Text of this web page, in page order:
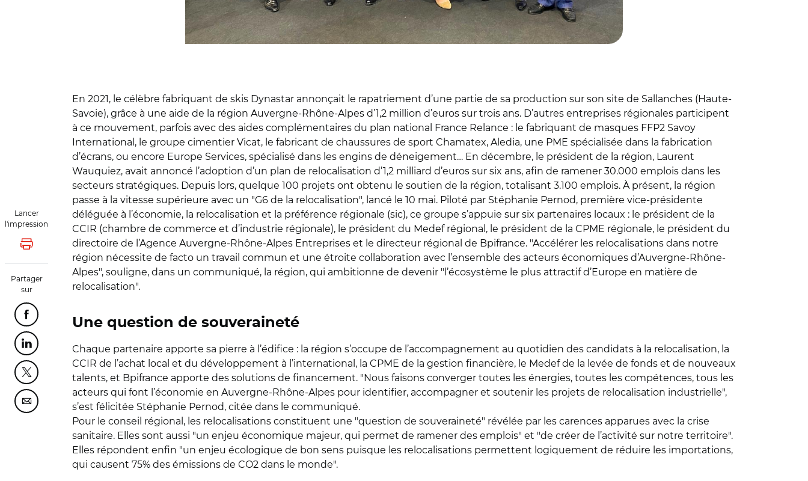
Lancer
l'impression
Lancer l'impression
Partager
sur
Partager cette page sur Facebook
Partager cette page sur Linkedin
Partager cette page sur Twitter
Partager cette page sur Courriel
En 2021, le célèbre fabriquant de skis Dynastar annonçait le rapatriement d’une partie de sa production sur son site de Sallanches (Haute-
Savoie), grâce à une aide de la région Auvergne-Rhône-Alpes d’1,2 million d’euros sur trois ans. D’autres entreprises régionales participent
à ce mouvement, parfois avec des aides complémentaires du plan national France Relance : le fabriquant de masques FFP2 Savoy
International, le groupe cimentier Vicat, le fabricant de chaussures de sport Chamatex, Aledia, une PME spécialisée dans la fabrication
d’écrans, ou encore Europe Services, spécialisé dans les engins de déneigement… En décembre, le président de la région, Laurent
Wauquiez, avait annoncé l’adoption d’un plan de relocalisation d’1,2 milliard d’euros sur six ans, afin de ramener 30.000 emplois dans les
secteurs stratégiques. Depuis lors, quelque 100 projets ont obtenu le soutien de la région, totalisant 3.100 emplois. À présent, la région
passe à la vitesse supérieure avec un "G6 de la relocalisation", lancé le 10 mai. Piloté par Stéphanie Pernod, première vice-présidente
déléguée à l’économie, la relocalisation et la préférence régionale (sic), ce groupe s’appuie sur six partenaires locaux : le président de la
CCIR (chambre de commerce et d’industrie régionale), le président du Medef régional, le président de la CPME régionale, le président du
directoire de l’Agence Auvergne-Rhône-Alpes Entreprises et le directeur régional de Bpifrance. "Accélérer les relocalisations dans notre
région nécessite de facto un travail commun et une étroite collaboration avec l’ensemble des acteurs économiques d’Auvergne-Rhône-
Alpes", souligne, dans un communiqué, la région, qui ambitionne de devenir "l’écosystème le plus attractif d’Europe en matière de
relocalisation".
Une question de souveraineté
Chaque partenaire apporte sa pierre à l’édifice : la région s’occupe de l’accompagnement au quotidien des candidats à la relocalisation, la
CCIR de l’achat local et du développement à l’international, la CPME de la gestion financière, le Medef de la levée de fonds et de nouveaux
talents, et Bpifrance apporte des solutions de financement. "Nous faisons converger toutes les énergies, toutes les compétences, tous les
acteurs qui font l’économie en Auvergne-Rhône-Alpes pour identifier, accompagner et soutenir les projets de relocalisation industrielle",
s’est félicitée Stéphanie Pernod, citée dans le communiqué.
Pour le conseil régional, les relocalisations constituent une "question de souveraineté" révélée par les carences apparues avec la crise
sanitaire. Elles sont aussi "un enjeu économique majeur, qui permet de ramener des emplois" et "de créer de l’activité sur notre territoire".
Elles répondent enfin "un enjeu écologique de bon sens puisque les relocalisations permettent logiquement de réduire les importations,
qui causent 75% des émissions de CO2 dans le monde".